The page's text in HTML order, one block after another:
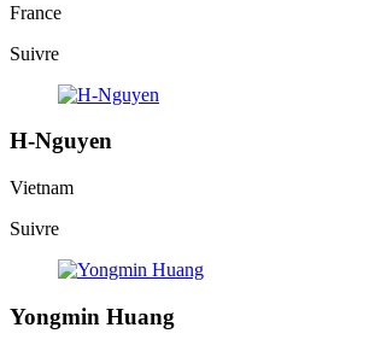
France
Suivre
H-Nguyen
Vietnam
Suivre
Yongmin Huang